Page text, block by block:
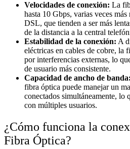
Velocidades de conexión: La
hasta 10 Gbps, varias veces
DSL, que tienden a ser más
de la distancia a la central
Estabilidad de la conexión: A
eléctricas en cables de cobre, la
por interferencias externas, lo
de usuario más consistente.
Capacidad de ancho de banda:
fibra óptica puede manejar un
conectados simultáneamente, lo
con múltiples usuarios.
¿Cómo funciona la
Fibra Óptica?